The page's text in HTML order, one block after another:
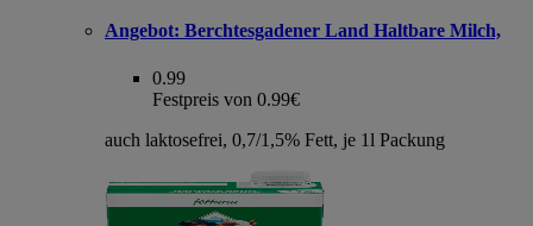
Angebot: Berchtesgadener Land Haltbare Milch,
0.99
Festpreis von 0.99€
auch laktosefrei, 0,7/1,5% Fett, je 1l Packung